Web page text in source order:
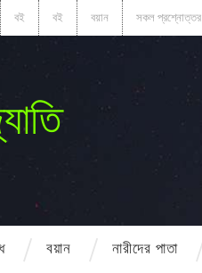
বই বই বয়ান সকল প্রশ্নোত্তর
বয়ান নারীদের পাতা